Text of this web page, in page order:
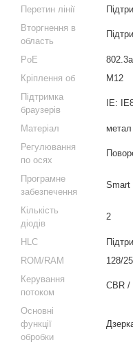
Перетин лінії
Вторгнення в
область
PoE
Кріплення об
М12
Підтримка
браузерів
IE:
Матеріал
метал
Регулювання
по осях
Програмне
забезпечення
Smart
Кількість
діодів
2
HLC
ROM/RAM
128/
Керування
потоком
CBR /
Основні
функції
обробки